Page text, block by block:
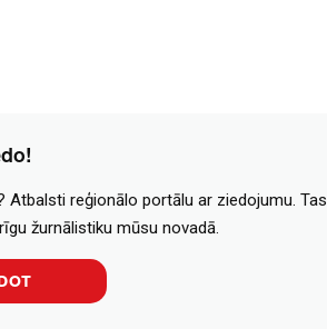
reģionālo portālu ar ziedojumu. Tas
žurnālistiku mūsu novadā.